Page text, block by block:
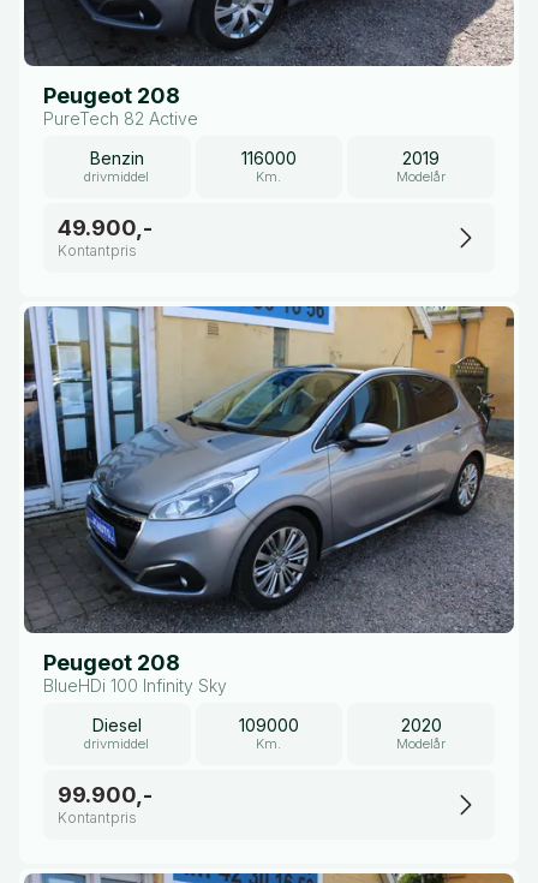
Peugeot 208
PureTech 82 Active
Benzin
drivmiddel
116000
Km.
2019
Modelår
49.900,-
Kontantpris
Peugeot 208
BlueHDi 100 Infinity Sky
Diesel
drivmiddel
109000
Km.
2020
Modelår
99.900,-
Kontantpris